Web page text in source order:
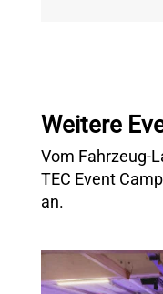
Weitere
Vom Fahrzeug-
TEC Event
an.